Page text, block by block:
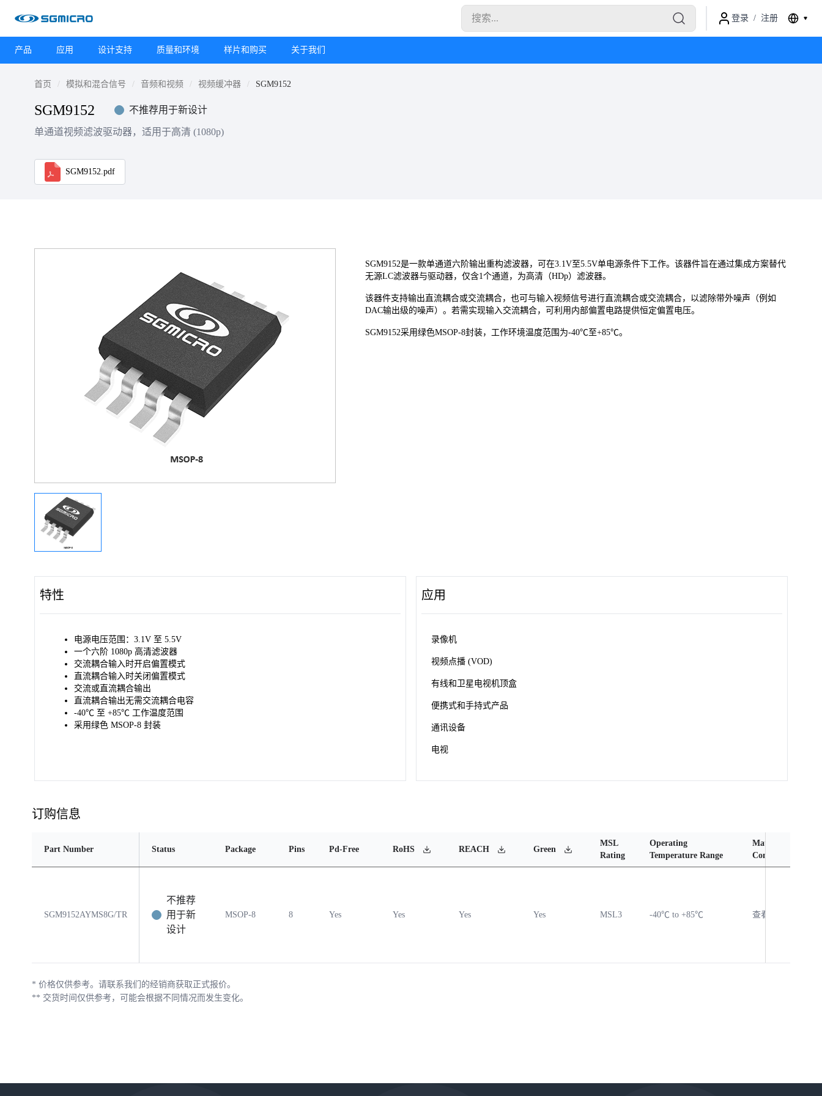
登录 / 注册
产品 应用 设计支持 质量和环境 样片和购买 关于我们
首页 模拟和混合信号 音频和视频 视频缓冲器 SGM9152
SGM9152 不推荐用于新设计
单通道视频滤波驱动器，适用于高清 (1080p)
SGM9152.pdf
SGM9152是一款单通道六阶输出重构滤波器，可在3.1V至5.5V单电源条件下工作。该器件旨在通过集成方案替代
无源LC滤波器与驱动器，仅含1个通道，为高清（HDp）滤波器。
该器件支持输出直流耦合或交流耦合，也可与输入视频信号进行直流耦合或交流耦合，以滤除带外噪声（例如
DAC输出级的噪声）。若需实现输入交流耦合，可利用内部偏置电路提供恒定偏置电压。
SGM9152采用绿色MSOP-8封装，工作环境温度范围为-40℃至+85℃。
特性
电源电压范围：3.1V 至 5.5V
一个六阶 1080p 高清滤波器
交流耦合输入时开启偏置模式
直流耦合输入时关闭偏置模式
交流或直流耦合输出
直流耦合输出无需交流耦合电容
-40℃ 至 +85℃ 工作温度范围
采用绿色 MSOP-8 封装
应用
录像机
视频点播 (VOD)
有线和卫星电视机顶盒
便携式和手持式产品
通讯设备
电视
订购信息
Part Number Status Package Pins Pd-Free RoHS REACH Green
MSL
Rating
Operating
Temperature Range
Material
Content
SGM9152AYMS8G/TR
不推荐
用于新
设计
MSOP-8 8 Yes Yes Yes Yes MSL3 -40℃ to +85℃ 查看
* 价格仅供参考。请联系我们的经销商获取正式报价。
** 交货时间仅供参考，可能会根据不同情况而发生变化。